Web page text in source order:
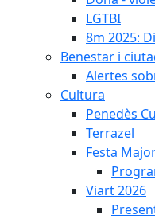
LGTBI
8m 2025:
Benestar i
Alertes
Cultura
Penedès
Terrazel
Festa
Viart 2026